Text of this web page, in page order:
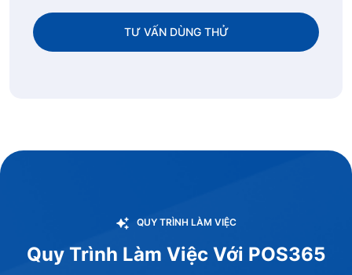
TƯ VẤN DÙNG THỬ
QUY TRÌNH LÀM VIỆC
Quy Trình Làm Việc Với POS365